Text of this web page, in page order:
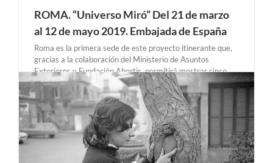
ROMA. “Universo Miró” Del 21 de marzo
al 12 de mayo 2019. Embajada de España
Roma es la primera sede de este proyecto itinerante que,
gracias a la colaboración del Ministerio de Asuntos
Exteriores y Fundación Abertis, permitirá mostrar cinco
piezas de Joan Miró en las principales representaciones
españolas en Europa entre 2019 y 2020. La iniciativa se
inscribe [...]